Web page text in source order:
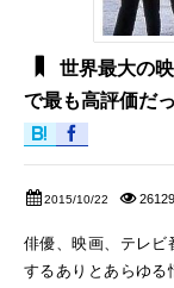
世界最大の
で最も高評価だ
2015/10/22 26129
俳優、映画、テレビ
するありとあらゆる